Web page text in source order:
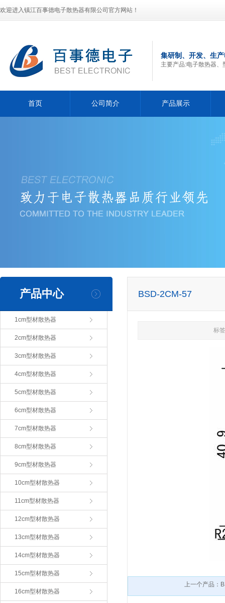
欢迎进入镇江百事德电子散热器有限公司官方网站！
集研制、开发、生
主要产品:电子散热器
首页 公司简介 产品展示
产品中心
1cm型材散热器
2cm型材散热器
3cm型材散热器
4cm型材散热器
5cm型材散热器
6cm型材散热器
7cm型材散热器
8cm型材散热器
9cm型材散热器
10cm型材散热器
11cm型材散热器
12cm型材散热器
13cm型材散热器
14cm型材散热器
15cm型材散热器
16cm型材散热器
BSD-2CM-57
标
上一个产品：